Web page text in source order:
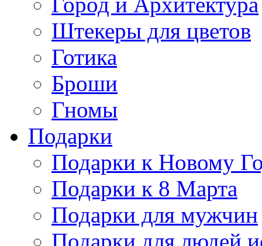
Штекеры для цветов
Готика
Броши
Гномы
Подарки
Подарки к Новому
Подарки к 8 Марта
Подарки для мужчин